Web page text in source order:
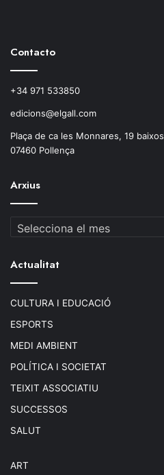
Contacto
+34 971 533850
edicions@elgall.com
Plaça de ca les Monnares, 19 baixos
07460 Pollença
Arxius
Arxius
Actualitat
CULTURA I EDUCACIÓ
ESPORTS
MEDI AMBIENT
POLÍTICA I SOCIETAT
TEIXIT ASSOCIATIU
SUCCESSOS
SALUT
ART